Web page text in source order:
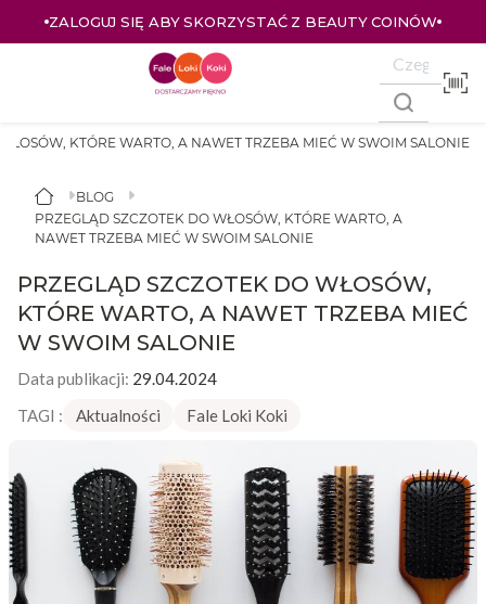
ZALOGUJ SIĘ ABY SKORZYSTAĆ Z BEAUTY COINÓW
KTÓRE WARTO, A NAWET TRZEBA MIEĆ W SWOIM SALONIE
BLOG
PRZEGLĄD SZCZOTEK DO WŁOSÓW, KTÓRE WARTO, A
NAWET TRZEBA MIEĆ W SWOIM SALONIE
PRZEGLĄD SZCZOTEK DO WŁOSÓW,
KTÓRE WARTO, A NAWET TRZEBA MIEĆ
W SWOIM SALONIE
Data publikacji: 29.04.2024
TAGI :
Aktualności Fale Loki Koki